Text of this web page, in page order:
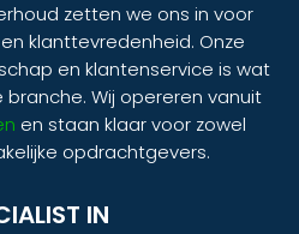
zetten we ons in voor
klanttevredenheid. Onze
en klantenservice is wat
Wij opereren vanuit
en staan klaar voor zowel
opdrachtgevers.
IN